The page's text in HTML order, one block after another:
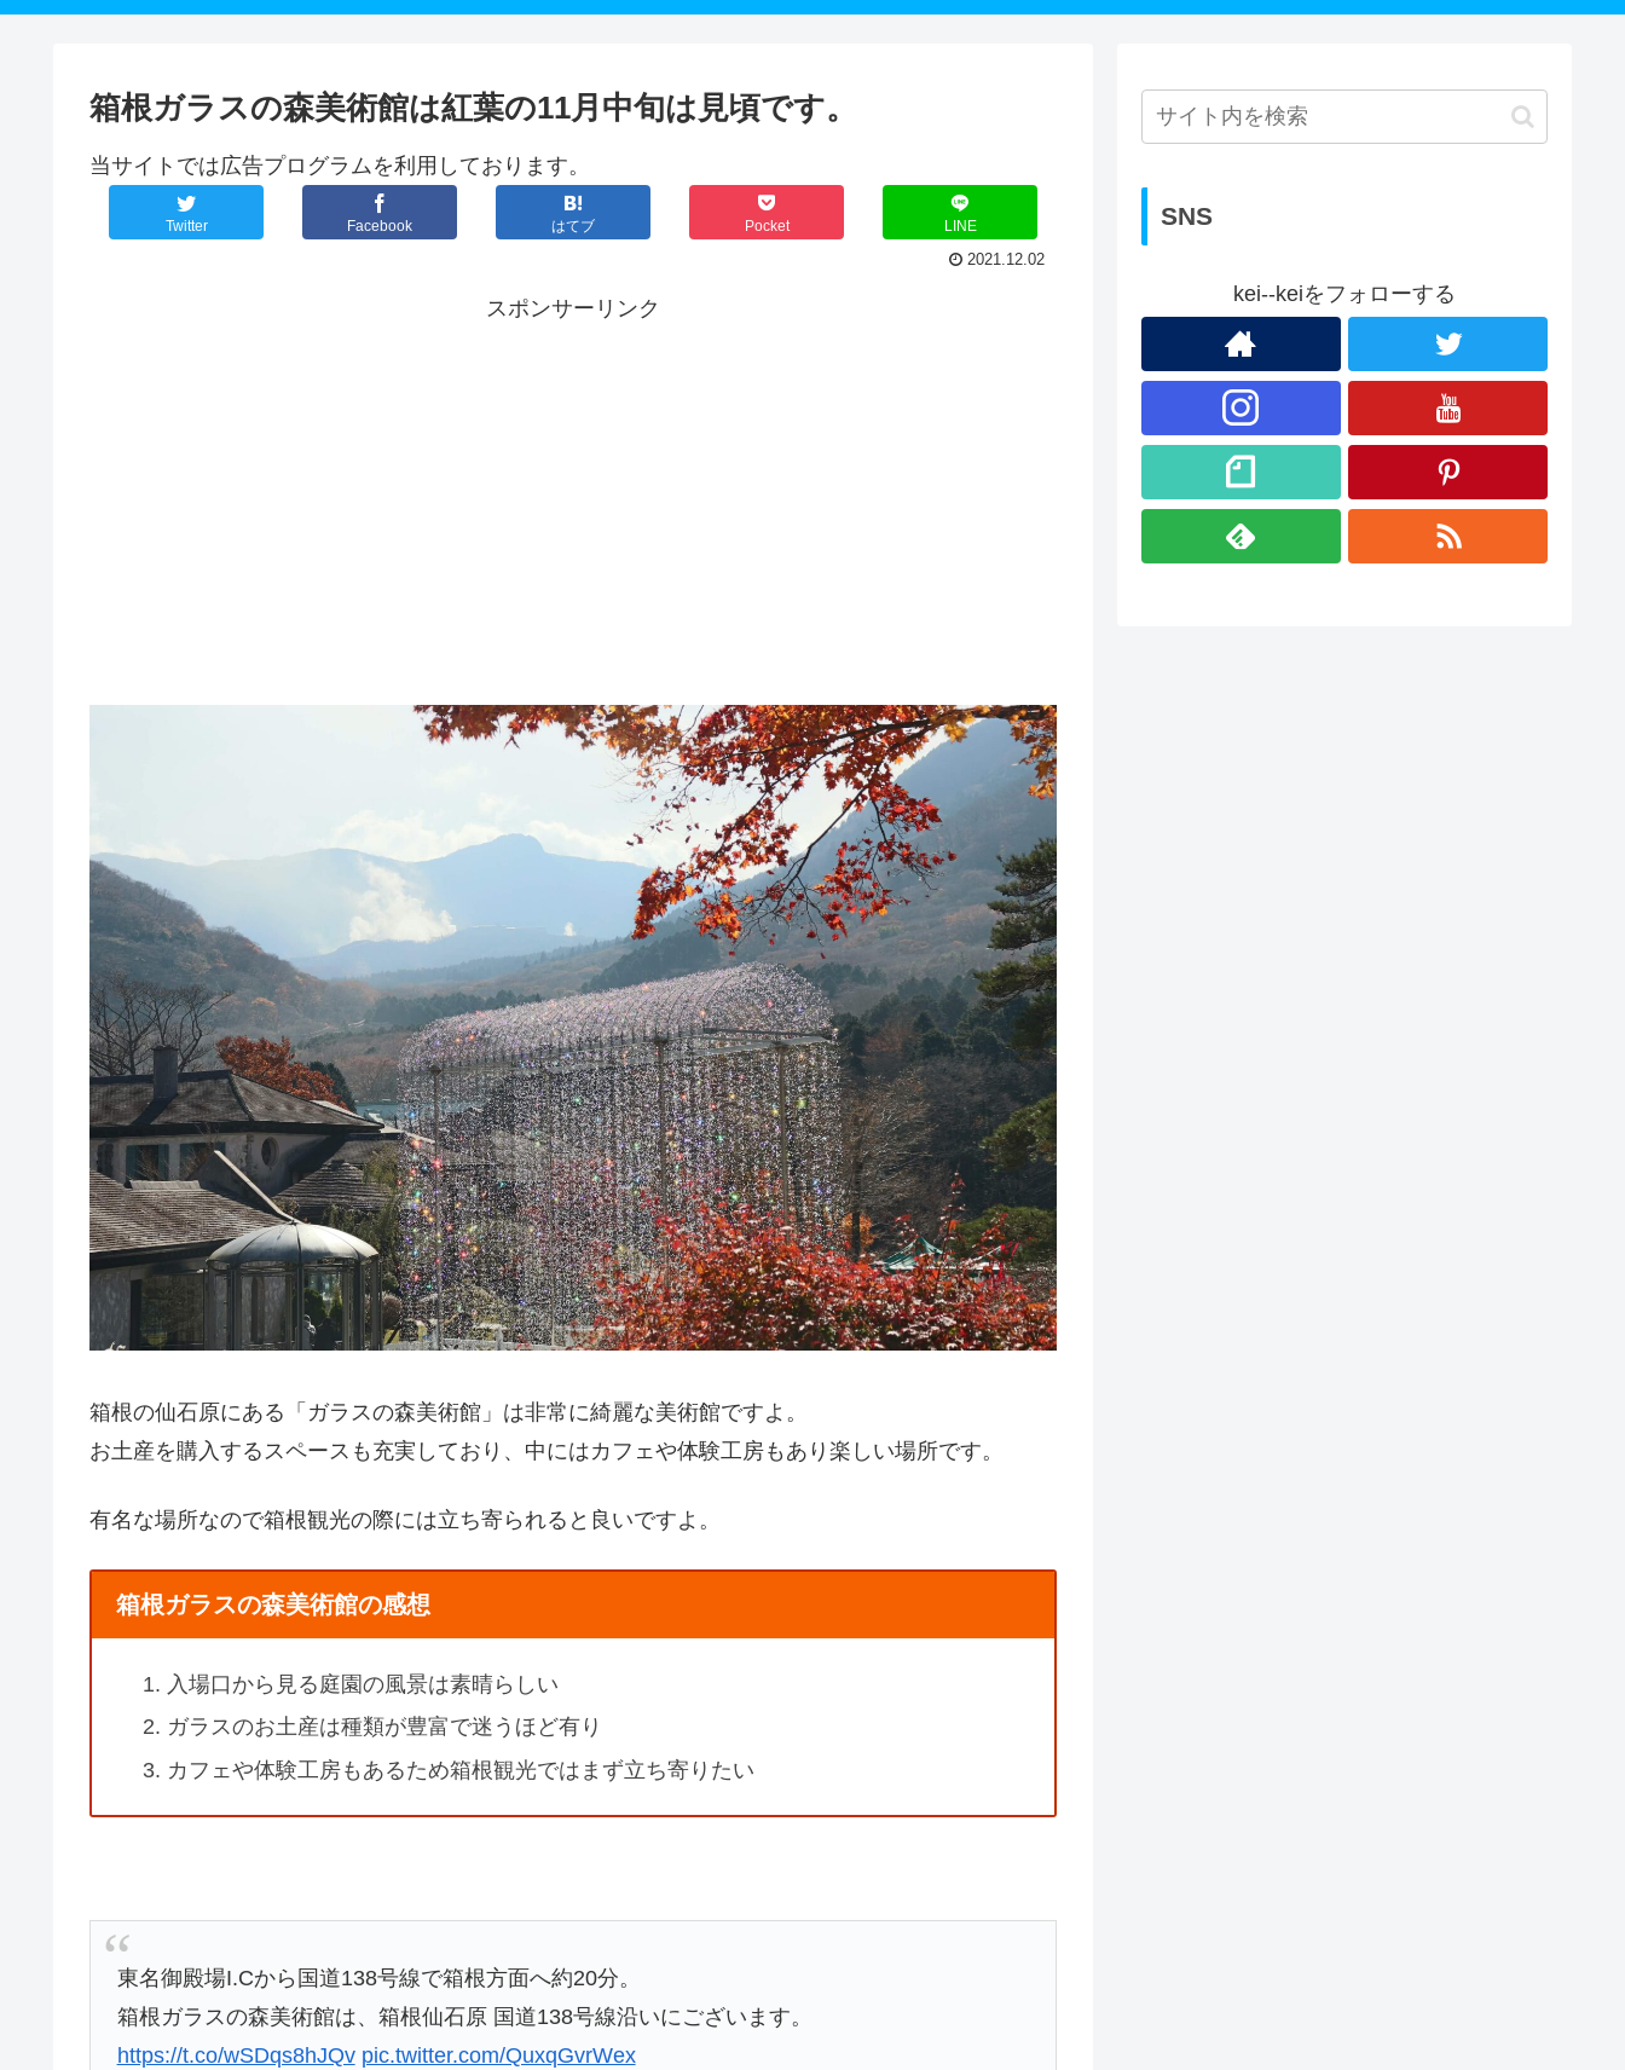
箱根ガラスの森美術館は紅葉の11月中旬は見頃です。
当サイトでは広告プログラムを利用しております。
Twitter Facebook はてブ Pocket LINE
2021.12.02
スポンサーリンク
箱根の仙石原にある「ガラスの森美術館」は非常に綺麗な美術館ですよ。
お土産を購入するスペースも充実しており、中にはカフェや体験工房もあり楽しい場所です。
有名な場所なので箱根観光の際には立ち寄られると良いですよ。
箱根ガラスの森美術館の感想
入場口から見る庭園の風景は素晴らしい
ガラスのお土産は種類が豊富で迷うほど有り
カフェや体験工房もあるため箱根観光ではまず立ち寄りたい
東名御殿場I.Cから国道138号線で箱根方面へ約20分。
箱根ガラスの森美術館は、箱根仙石原 国道138号線沿いにございます。
https://t.co/wSDqs8hJQv pic.twitter.com/QuxqGvrWex
SNS
kei--keiをフォローする